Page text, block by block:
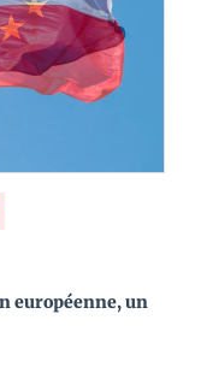
européenne, un